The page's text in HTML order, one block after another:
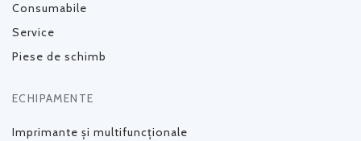
Consumabile
Service
Piese de schimb
ECHIPAMENTE
Imprimante și multifuncționale